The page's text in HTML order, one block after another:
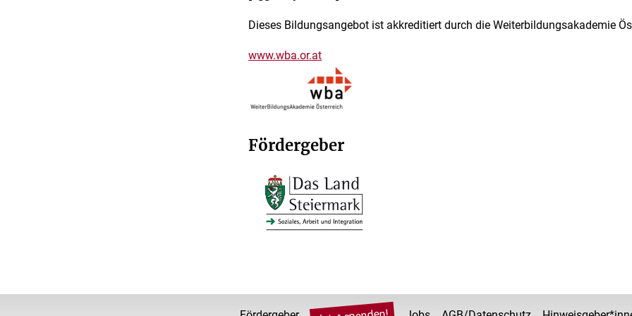
Dieses Bildungsangebot ist akkreditiert durch die Weiterbildungsakademie
www.wba.or.at
Fördergeber